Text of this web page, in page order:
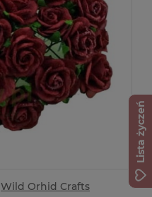
Wild Orhid Crafts
Lista życzeń